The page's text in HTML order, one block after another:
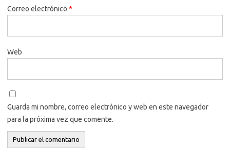
Correo electrónico *
Web
Guarda mi nombre, correo electrónico y web en este navegador
para la próxima vez que comente.